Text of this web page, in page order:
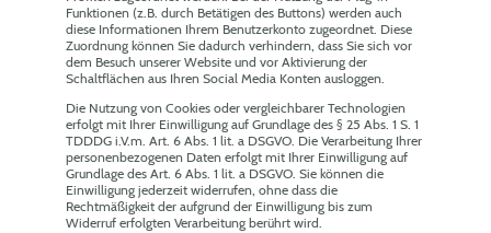
Funktionen (z.B. durch Betätigen des Buttons) werden auch
diese Informationen Ihrem Benutzerkonto zugeordnet. Diese
Zuordnung können Sie dadurch verhindern, dass Sie sich vor
dem Besuch unserer Website und vor Aktivierung der
Schaltflächen aus Ihren Social Media Konten ausloggen.
Die Nutzung von Cookies oder vergleichbarer Technologien
erfolgt mit Ihrer Einwilligung auf Grundlage des § 25 Abs. 1 S. 1
TDDDG i.V.m. Art. 6 Abs. 1 lit. a DSGVO. Die Verarbeitung Ihrer
personenbezogenen Daten erfolgt mit Ihrer Einwilligung auf
Grundlage des Art. 6 Abs. 1 lit. a DSGVO. Sie können die
Einwilligung jederzeit widerrufen, ohne dass die
Rechtmäßigkeit der aufgrund der Einwilligung bis zum
Widerruf erfolgten Verarbeitung berührt wird.